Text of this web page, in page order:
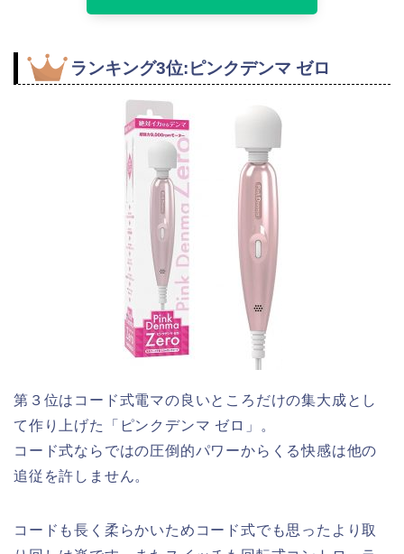
ランキング3位:ピンクデンマ ゼロ
第３位はコード式電マの良いところだけの集大成とし
て作り上げた「ピンクデンマ ゼロ」。
コード式ならではの圧倒的パワーからくる快感は他の
追従を許しません。
コードも長く柔らかいためコード式でも思ったより取